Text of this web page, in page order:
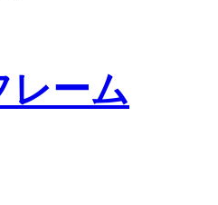
ーム